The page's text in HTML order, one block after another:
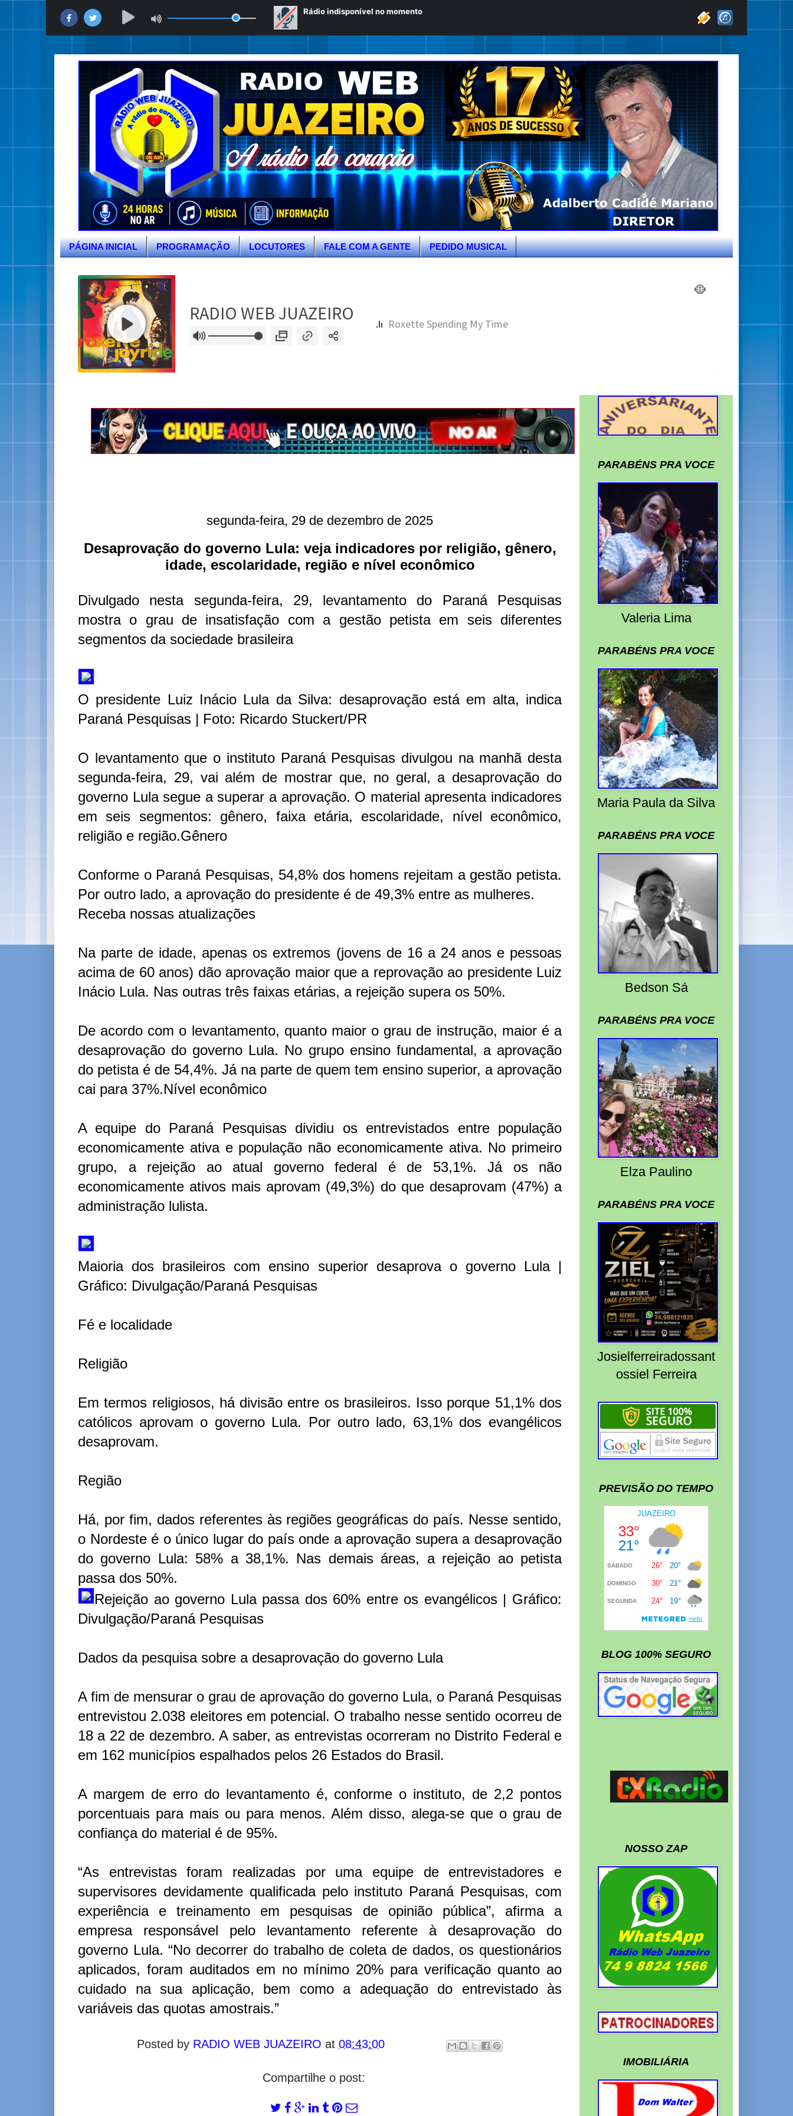
PÁGINA INICIAL PROGRAMAÇÃO LOCUTORES FALE COM A GENTE PEDIDO MUSICAL
segunda-feira, 29 de dezembro de 2025
Desaprovação do governo Lula: veja indicadores por religião, gênero,
idade, escolaridade, região e nível econômico
Divulgado nesta segunda-feira, 29, levantamento do Paraná Pesquisas
mostra o grau de insatisfação com a gestão petista em seis diferentes
segmentos da sociedade brasileira
O presidente Luiz Inácio Lula da Silva: desaprovação está em alta, indica
Paraná Pesquisas | Foto: Ricardo Stuckert/PR
O levantamento que o instituto Paraná Pesquisas divulgou na manhã desta
segunda-feira, 29, vai além de mostrar que, no geral, a desaprovação do
governo Lula segue a superar a aprovação. O material apresenta indicadores
em seis segmentos: gênero, faixa etária, escolaridade, nível econômico,
religião e região.Gênero
Conforme o Paraná Pesquisas, 54,8% dos homens rejeitam a gestão petista.
Por outro lado, a aprovação do presidente é de 49,3% entre as mulheres.
Receba nossas atualizações
Na parte de idade, apenas os extremos (jovens de 16 a 24 anos e pessoas
acima de 60 anos) dão aprovação maior que a reprovação ao presidente Luiz
Inácio Lula. Nas outras três faixas etárias, a rejeição supera os 50%.
De acordo com o levantamento, quanto maior o grau de instrução, maior é a
desaprovação do governo Lula. No grupo ensino fundamental, a aprovação
do petista é de 54,4%. Já na parte de quem tem ensino superior, a aprovação
cai para 37%.Nível econômico
A equipe do Paraná Pesquisas dividiu os entrevistados entre população
economicamente ativa e população não economicamente ativa. No primeiro
grupo, a rejeição ao atual governo federal é de 53,1%. Já os não
economicamente ativos mais aprovam (49,3%) do que desaprovam (47%) a
administração lulista.
Maioria dos brasileiros com ensino superior desaprova o governo Lula |
Gráfico: Divulgação/Paraná Pesquisas
Fé e localidade
Religião
Em termos religiosos, há divisão entre os brasileiros. Isso porque 51,1% dos
católicos aprovam o governo Lula. Por outro lado, 63,1% dos evangélicos
desaprovam.
Região
Há, por fim, dados referentes às regiões geográficas do país. Nesse sentido,
o Nordeste é o único lugar do país onde a aprovação supera a desaprovação
do governo Lula: 58% a 38,1%. Nas demais áreas, a rejeição ao petista
passa dos 50%.
Rejeição ao governo Lula passa dos 60% entre os evangélicos | Gráfico:
Divulgação/Paraná Pesquisas
Dados da pesquisa sobre a desaprovação do governo Lula
A fim de mensurar o grau de aprovação do governo Lula, o Paraná Pesquisas
entrevistou 2.038 eleitores em potencial. O trabalho nesse sentido ocorreu de
18 a 22 de dezembro. A saber, as entrevistas ocorreram no Distrito Federal e
em 162 municípios espalhados pelos 26 Estados do Brasil.
A margem de erro do levantamento é, conforme o instituto, de 2,2 pontos
porcentuais para mais ou para menos. Além disso, alega-se que o grau de
confiança do material é de 95%.
“As entrevistas foram realizadas por uma equipe de entrevistadores e
supervisores devidamente qualificada pelo instituto Paraná Pesquisas, com
experiência e treinamento em pesquisas de opinião pública”, afirma a
empresa responsável pelo levantamento referente à desaprovação do
governo Lula. “No decorrer do trabalho de coleta de dados, os questionários
aplicados, foram auditados em no mínimo 20% para verificação quanto ao
cuidado na sua aplicação, bem como a adequação do entrevistado às
variáveis das quotas amostrais.”
Posted by RADIO WEB JUAZEIRO at 08:43:00
Compartilhe o post:
PARABÉNS PRA VOCE
Valeria Lima
PARABÉNS PRA VOCE
Maria Paula da Silva
PARABÉNS PRA VOCE
Bedson Sá
PARABÉNS PRA VOCE
Elza Paulino
PARABÉNS PRA VOCE
Josielferreiradossant
ossiel Ferreira
PREVISÃO DO TEMPO
BLOG 100% SEGURO
NOSSO ZAP
IMOBILIÁRIA